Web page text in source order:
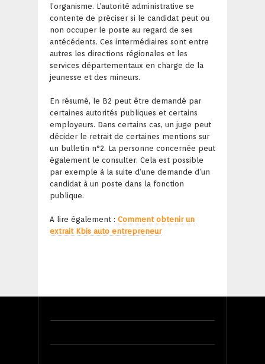
l’organisme. L’autorité administrative se
contente de préciser si le candidat peut ou
non occuper le poste au regard de ses
antécédents. Ces intermédiaires sont entre
autres les directions régionales et les
services départementaux en charge de la
jeunesse et des mineurs.
En résumé, le B2 peut être demandé par
certaines autorités publiques et certains
employeurs. Dans certains cas, un juge peut
décider le retrait de certaines mentions sur
un bulletin n°2. La personne concernée peut
également le consulter. Cela est possible
par exemple à la suite d’une demande d’un
candidat à un poste dans la fonction
publique.
A lire également : Comment obtenir un
extrait Kbis auto entrepreneur